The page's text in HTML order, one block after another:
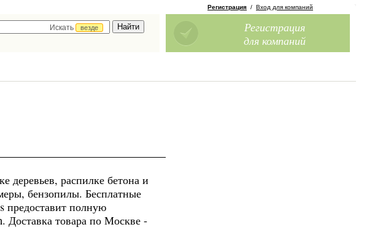
Искать
везде
Регистрация / Вход для компаний
Регистрация
для компаний
деревьев, распилке бетона и
бензопилы. Бесплатные
предоставит полную
товара по Москве -